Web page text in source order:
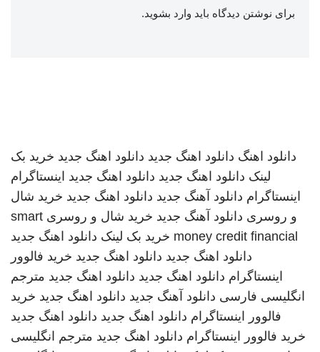
برای نوشتن دیدگاه باید وارد بشوید.
دانلود اهنگ دانلود اهنگ جدید دانلود اهنگ جدید خرید بک
لینک دانلود اهنگ جدید دانلود اهنگ جدید اینستاگرام
اینستاگرام دانلود آهنگ جدید دانلود اهنگ جدید خرید شال
و روسری دانلود آهنگ جدید خرید شال و روسری smart
money credit financial خرید بک لینک دانلود اهنگ جدید
دانلود اهنگ جدید دانلود اهنگ جدید خرید فالوور
اینستاگرام دانلود اهنگ جدید دانلود اهنگ جدید مترجم
انگلیسی فارسی دانلود آهنگ جدید دانلود اهنگ جدید خرید
فالوور اینستاگرام دانلود اهنگ جدید دانلود اهنگ جدید
خرید فالوور اینستاگرام دانلود اهنگ جدید مترجم انگلیسی